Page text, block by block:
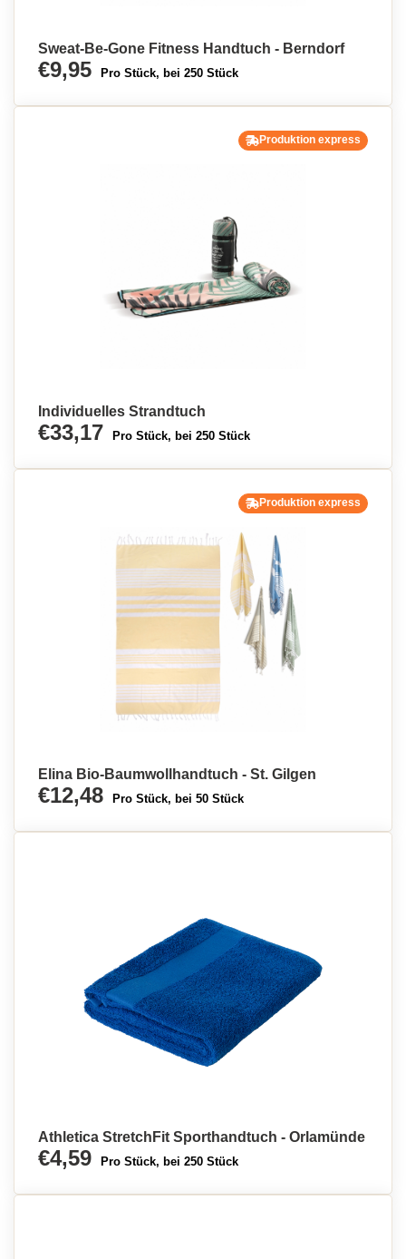
Sweat-Be-Gone Fitness Handtuch - Berndorf
€9,95 Pro Stück, bei 250 Stück
Produktion express
Individuelles Strandtuch
€33,17 Pro Stück, bei 250 Stück
Produktion express
Elina Bio-Baumwollhandtuch - St. Gilgen
€12,48 Pro Stück, bei 50 Stück
Athletica StretchFit Sporthandtuch - Orlamünde
€4,59 Pro Stück, bei 250 Stück